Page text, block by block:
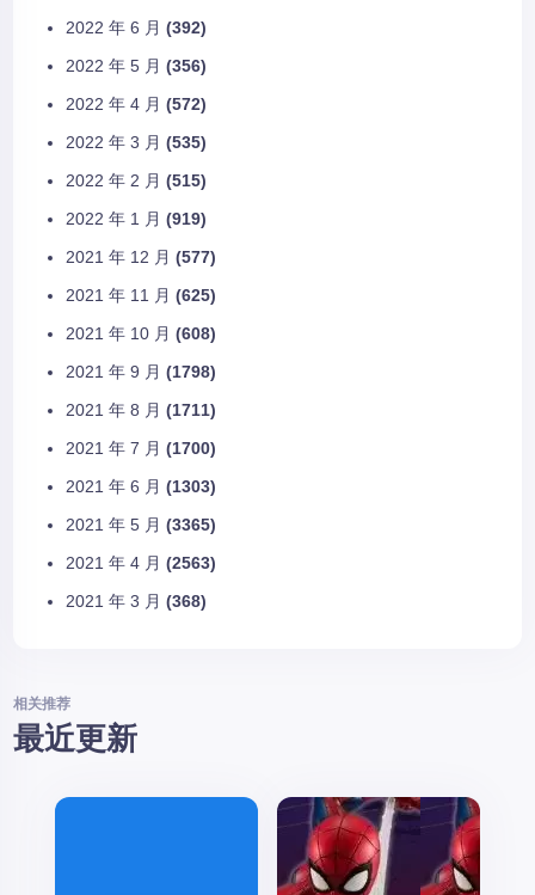
2022 年 6 月 (392)
2022 年 5 月 (356)
2022 年 4 月 (572)
2022 年 3 月 (535)
2022 年 2 月 (515)
2022 年 1 月 (919)
2021 年 12 月 (577)
2021 年 11 月 (625)
2021 年 10 月 (608)
2021 年 9 月 (1798)
2021 年 8 月 (1711)
2021 年 7 月 (1700)
2021 年 6 月 (1303)
2021 年 5 月 (3365)
2021 年 4 月 (2563)
2021 年 3 月 (368)
相关推荐
最近更新